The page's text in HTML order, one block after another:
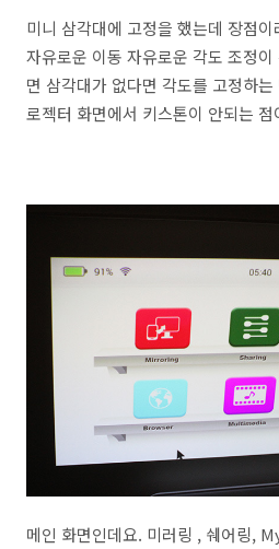
미니 삼각대에 고정을 했는데 장점
자유로운 이동 자유로운 각도 조정
면 삼각대가 없다면 각도를 고정하
로젝터 화면에서 키스톤이 안되는
메인 화면인데요. 미러링 , 쉐어링,